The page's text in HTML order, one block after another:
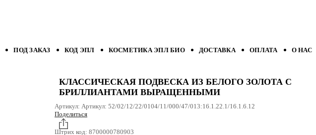
ПОД ЗАКАЗ КОД ЭПЛ КОСМЕТИКА ЭПЛ БИО ДОСТАВКА ОПЛАТА О НАС
КЛАССИЧЕСКАЯ ПОДВЕСКА ИЗ БЕЛОГО ЗОЛОТА С
БРИЛЛИАНТАМИ ВЫРАЩЕННЫМИ
Артикул: Артикул: 52/02/12/22/0104/11/000/47/013:16.1.22.1/16.1.6.12
Поделиться
Штрих код: 8700000780903